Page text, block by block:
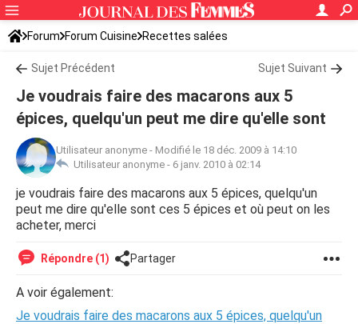
Forum Forum Cuisine Recettes salées
Sujet Précédent Sujet Suivant
Je voudrais faire des macarons aux 5
épices, quelqu'un peut me dire qu'elle sont
Utilisateur anonyme - Modifié le 18 déc. 2009 à 14:10
Utilisateur anonyme - 6 janv. 2010 à 02:14
je voudrais faire des macarons aux 5 épices, quelqu'un
peut me dire qu'elle sont ces 5 épices et où peut on les
acheter, merci
Répondre (1) Partager
A voir également:
Je voudrais faire des macarons aux 5 épices, quelqu'un